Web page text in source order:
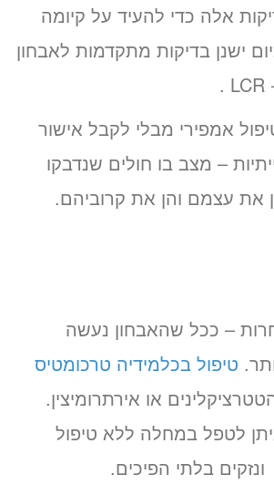
אלה כדי להעיד על קיומה
ישנן בדיקות מתקדמות לאבחון
אמפירי מבלי לקבל אישור
– מצב בו חולים שנדבקו
את עצמם והן את קרוביהם.
– ככל שהאבחון נעשה
טיפול בכלמידיה טרכומטיס
או אירתרומיצין.
לטפל במחלה ללא טיפול
בלתי הפיכים.